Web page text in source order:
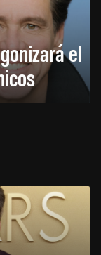
el